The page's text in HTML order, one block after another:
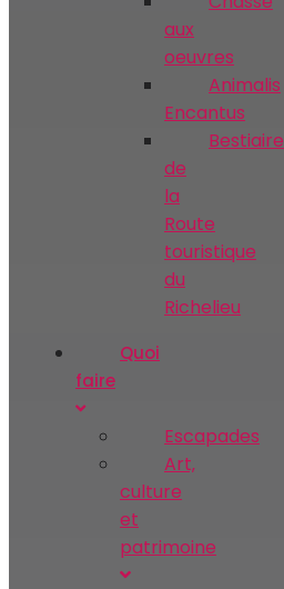
aux
oeuvres
Animalis
Encantus
Bestiaire
de
la
Route
touristique
du
Richelieu
Quoi
faire
Escapades
Art‚
culture
et
patrimoine